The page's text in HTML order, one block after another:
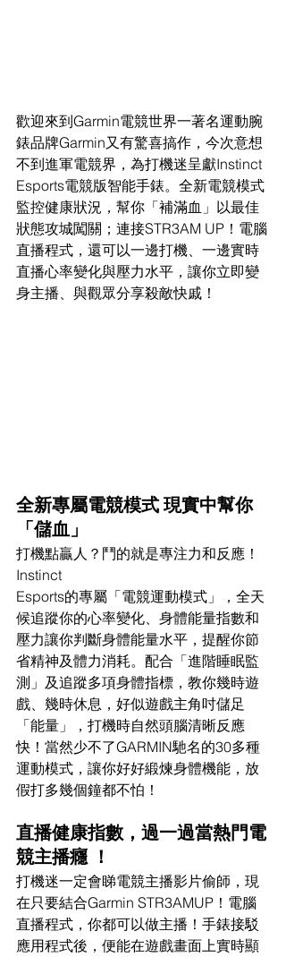
歡迎來到Garmin電競世界一著名運動腕
錶品牌Garmin又有驚喜搞作，今次意想
不到進軍電競界，為打機迷呈獻Instinct
Esports電競版智能手錶。全新電競模式
監控健康狀況，幫你「補滿血」以最佳
狀態攻城闖關；連接STR3AM UP！電腦
直播程式，還可以一邊打機、一邊實時
直播心率變化與壓力水平，讓你立即變
身主播、與觀眾分享殺敵快戚！
全新專屬電競模式 現實中幫你
「儲血」
打機點贏人？鬥的就是專注力和反應！
Instinct
Esports的專屬「電競運動模式」，全天
候追蹤你的心率變化、身體能量指數和
壓力讓你判斷身體能量水平，提醒你節
省精神及體力消耗。配合「進階睡眠監
測」及追蹤多項身體指標，教你幾時遊
戲、幾時休息，好似遊戲主角吋儲足
「能量」，打機時自然頭腦清晰反應
快！當然少不了GARMIN馳名的30多種
運動模式，讓你好好緞煉身體機能，放
假打多幾個鐘都不怕！
直播健康指數，過一過當熱門電
競主播癮 ！
打機迷一定會睇電競主播影片偷師，現
在只要結合Garmin STR3AMUP！電腦
直播程式，你都可以做主播！手錶接駁
應用程式後，便能在遊戲畫面上實時顯